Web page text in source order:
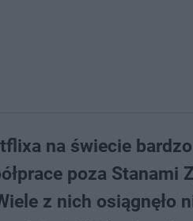
na świecie
poza
z nich osiągnęło